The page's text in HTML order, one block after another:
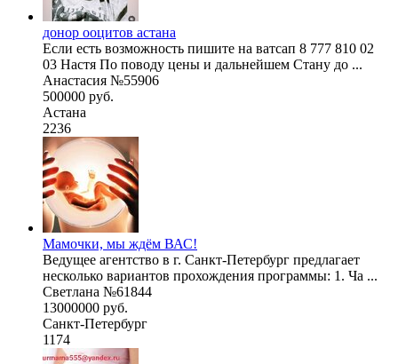
донор ооцитов астана
Если есть возможность пишите на ватсап 8 777 810 02
03 Настя По поводу цены и дальнейшем Стану до ...
Анастасия №55906
500000 руб.
Астана
2236
Мамочки, мы ждём ВАС!
Ведущее агентство в г. Санкт-Петербург предлагает
несколько вариантов прохождения программы: 1. Ча ...
Светлана №61844
13000000 руб.
Санкт-Петербург
1174